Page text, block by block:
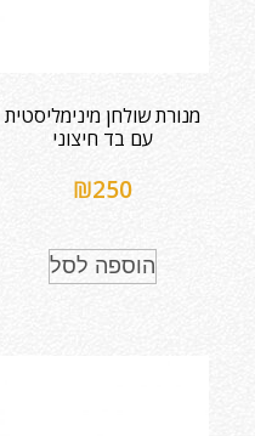
מנורת שולחן מינימליסטית
עם בד חיצוני
₪250
הוספה לסל